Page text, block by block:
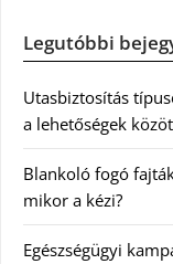
Legutóbbi
Utasbiztosítás
a lehetőségek
Blankoló fogó
mikor a kézi?
Egészségügyi